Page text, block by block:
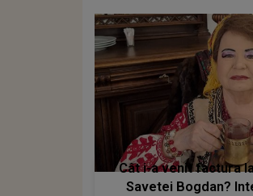
Cât i-a venit factura
Savetei Bogdan?